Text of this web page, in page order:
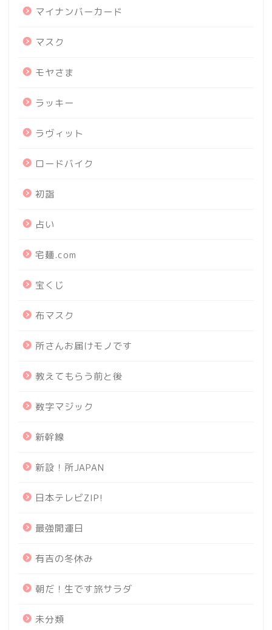
マイナンバーカード
マスク
モヤさま
ラッキー
ラヴィット
ロードバイク
初詣
占い
宅麺.com
宝くじ
布マスク
所さんお届けモノです
教えてもらう前と後
数字マジック
新幹線
新設！所JAPAN
日本テレビZIP!
最強開運日
有吉の冬休み
朝だ！生です旅サラダ
未分類